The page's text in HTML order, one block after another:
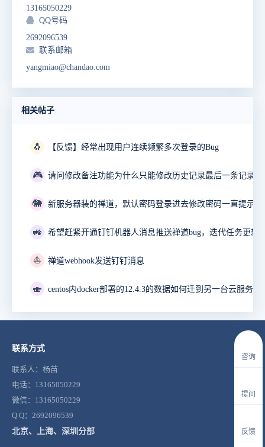
13165050229
QQ号码
2692096539
联系邮箱
yangmiao@chandao.com
相关帖子
🐧 【反馈】经常出现用户连续频繁多次登录的Bug
🎮
🐘
🚜
⛵ 禅道webhook发送钉钉消息
🍣
联系方式
联系人：杨苗
电话：13165050229
微信：13165050229
Q Q：2692096539
北京、上海、深圳分部
咨询
提问
反馈